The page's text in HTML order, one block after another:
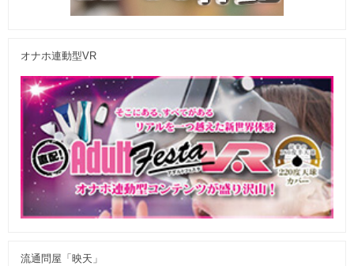
オナホ連動型VR
流通問屋「映天」